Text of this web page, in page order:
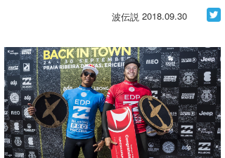
WAVE HUNTER波予想ツール
気象情報
ニュース
サーフィンエリアガイド
波伝説 2018.09.30
ファッション/グッズ
アート＆エンタメ
コラム
トラベル
ショップ情報